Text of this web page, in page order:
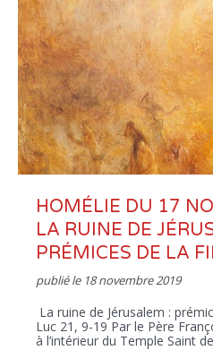
HOMÉLIE DU 17
LA RUINE DE
PRÉMICES DE LA
publié le 18 novembre 2019
La ruine de Jérusalem :
Luc 21, 9-19 Par le Père
à l’intérieur du Temple Saint